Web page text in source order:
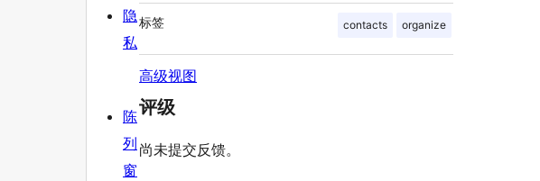
标签 contacts organize
高级视图
评级
尚未提交反馈。
隐
私
陈
列
窗